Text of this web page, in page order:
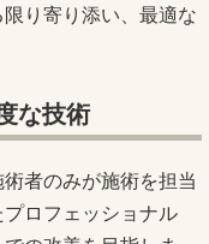
り寄り添い、最適な
な技術
者のみが施術を担当
ロフェッショナル